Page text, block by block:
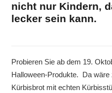
nicht nur Kindern,
lecker sein kann.
Probieren Sie ab dem 19.
Halloween-Produkte. Da
Kürbisbrot mit echten